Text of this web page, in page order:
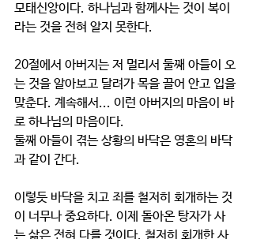
모태신앙이다. 하나님과 함께사는 것이 복이
라는 것을 전혀 알지 못한다.
20절에서 아버지는 저 멀리서 둘째 아들이 오
는 것을 알아보고 달려가 목을 끌어 안고 입을
맞춘다. 계속해서... 이런 아버지의 마음이 바
로 하나님의 마음이다.
둘째 아들이 겪는 상황의 바닥은 영혼의 바닥
과 같이 간다.
이렇듯 바닥을 치고 죄를 철저히 회개하는 것
이 너무나 중요하다. 이제 돌아온 탕자가 사
는 삶은 전혀 다를 것이다. 철저히 회개한 사